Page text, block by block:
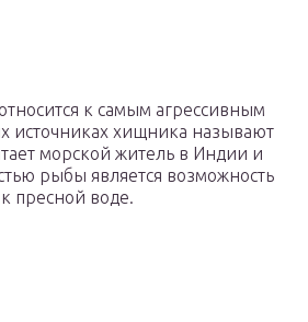
к самым агрессивным
источниках хищника называют
морской житель в Индии и
рыбы является возможность
пресной воде.